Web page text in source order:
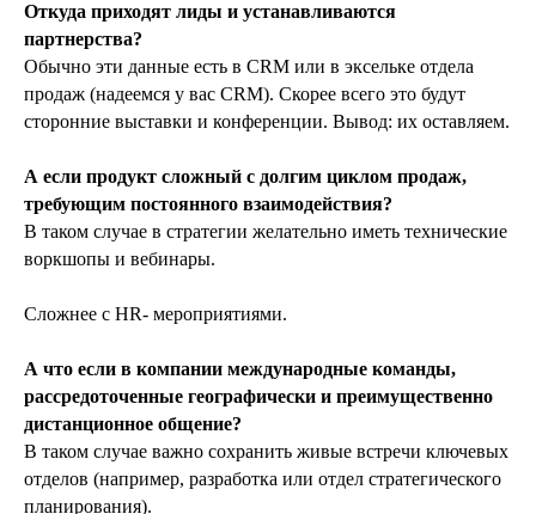
Откуда приходят лиды и устанавливаются
партнерства?
Обычно эти данные есть в CRM или в эксельке отдела
продаж (надеемся у вас CRM). Скорее всего это будут
сторонние выставки и конференции. Вывод: их оставляем.
А если продукт сложный с долгим циклом продаж,
требующим постоянного взаимодействия?
В таком случае в стратегии желательно иметь технические
воркшопы и вебинары.
Сложнее с HR- мероприятиями.
А что если в компании международные команды,
рассредоточенные географически и преимущественно
дистанционное общение?
В таком случае важно сохранить живые встречи ключевых
отделов (например, разработка или отдел стратегического
планирования).